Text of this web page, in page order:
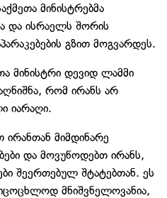
მინისტრებმა
და ისრაელს შორის
გზით მოგვარდეს.
მინისტრი დევიდ ლამმი
რომ ირანს არ
იარაღი.
ირანთან მიმდინარე
და მოვუწოდებთ ირანს,
შეერთებულ შტატებთან. ეს
მნიშვნელოვანია,